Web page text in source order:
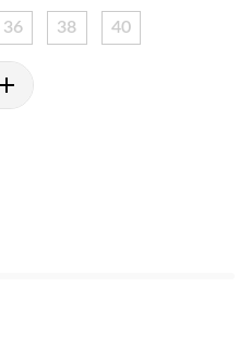
36 38 40